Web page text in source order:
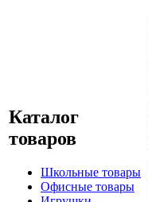
Каталог
товаров
Школьные товары
Офисные товары